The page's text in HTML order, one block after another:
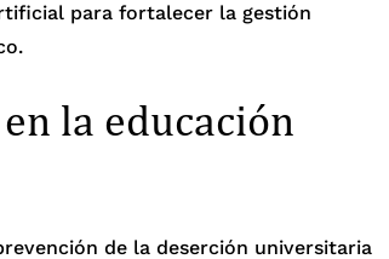
para fortalecer la gestión
la educación
de la deserción universitaria